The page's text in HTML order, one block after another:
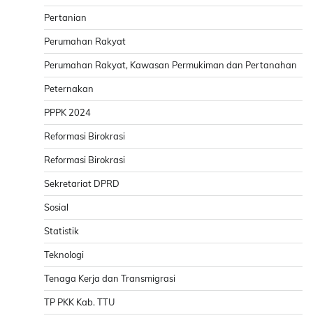
Pertanian
Perumahan Rakyat
Perumahan Rakyat, Kawasan Permukiman dan Pertanahan
Peternakan
PPPK 2024
Reformasi Birokrasi
Reformasi Birokrasi
Sekretariat DPRD
Sosial
Statistik
Teknologi
Tenaga Kerja dan Transmigrasi
TP PKK Kab. TTU